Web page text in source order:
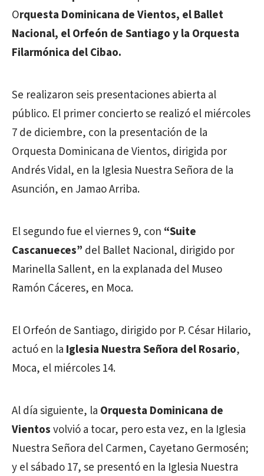
Orquesta Dominicana de Vientos, el Ballet
Nacional, el Orfeón de Santiago y la Orquesta
Filarmónica del Cibao.
Se realizaron seis presentaciones abierta al
público. El primer concierto se realizó el miércoles
7 de diciembre, con la presentación de la
Orquesta Dominicana de Vientos, dirigida por
Andrés Vidal, en la Iglesia Nuestra Señora de la
Asunción, en Jamao Arriba.
El segundo fue el viernes 9, con “Suite
Cascanueces” del Ballet Nacional, dirigido por
Marinella Sallent, en la explanada del Museo
Ramón Cáceres, en Moca.
El Orfeón de Santiago, dirigido por P. César Hilario,
actuó en la Iglesia Nuestra Señora del Rosario,
Moca, el miércoles 14.
Al día siguiente, la Orquesta Dominicana de
Vientosvolvió a tocar, pero esta vez, en la Iglesia
Nuestra Señora del Carmen, Cayetano Germosén;
y el sábado 17, se presentó en la Iglesia Nuestra